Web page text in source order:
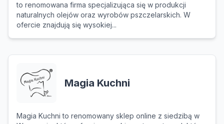
to renomowana firma specjalizująca się w produkcji
naturalnych olejów oraz wyrobów pszczelarskich. W
ofercie znajdują się wysokiej...
Magia Kuchni
Magia Kuchni to renomowany sklep online z siedzibą w